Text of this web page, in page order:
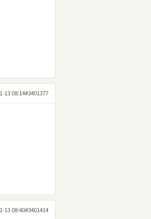
13 08:14#3401377
13 08:40#3401414